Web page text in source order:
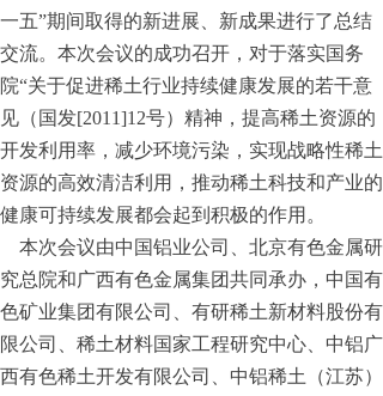
一五”期间取得的新进展、新成果进行了总结
交流。本次会议的成功召开，对于落实国务
院“关于促进稀土行业持续健康发展的若干意
见（国发[2011]12号）精神，提高稀土资源的
开发利用率，减少环境污染，实现战略性稀土
资源的高效清洁利用，推动稀土科技和产业的
健康可持续发展都会起到积极的作用。
本次会议由中国铝业公司、北京有色金属研
究总院和广西有色金属集团共同承办，中国有
色矿业集团有限公司、有研稀土新材料股份有
限公司、稀土材料国家工程研究中心、中铝广
西有色稀土开发有限公司、中铝稀土（江苏）